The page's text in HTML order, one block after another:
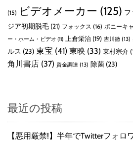
(15) ビデオメーカー (125) フ
ジア初期脱毛 (21) フォックス (16) ポニーキ
ー・ホーム・ビデオ (11) 上倉栄治 (19) 吉川徹 (13)
ルス (23) 東宝 (41) 東映 (33) 東村宗介
角川書店 (37) 資金調達 (13) 除菌 (23)
最近の投稿
【悪用厳禁!】半年でTwitterフォロ